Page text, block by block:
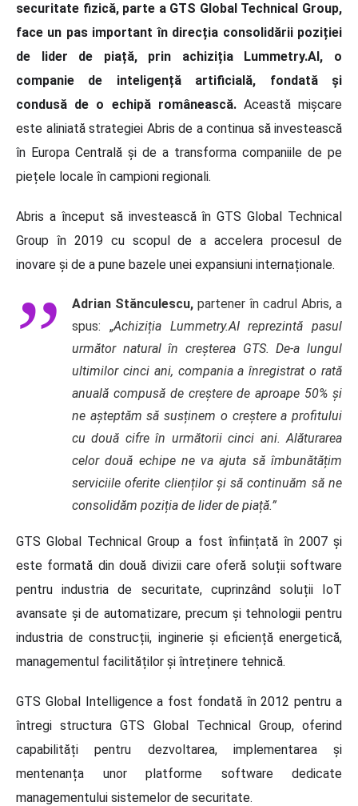
securitate fizică, parte a GTS Global Technical Group,
face un pas important în direcția consolidării poziției
de lider de piață, prin achiziția Lummetry.AI, o
companie de inteligență artificială, fondată și
condusă de o echipă românească.Această mișcare
este aliniată strategiei Abris de a continua să investească
în Europa Centrală și de a transforma companiile de pe
piețele locale în campioni regionali.
Abris a început să investească în GTS Global Technical
Group în 2019 cu scopul de a accelera procesul de
inovare și de a pune bazele unei expansiuni internaționale.
Adrian Stănculescu, partener în cadrul Abris, a
spus: „Achiziția Lummetry.AI reprezintă pasul
următor natural în creșterea GTS. De-a lungul
ultimilor cinci ani, compania a înregistrat o rată
anuală compusă de creștere de aproape 50% și
ne așteptăm să susținem o creștere a profitului
cu două cifre în următorii cinci ani. Alăturarea
celor două echipe ne va ajuta să îmbunătățim
serviciile oferite clienților și să continuăm să ne
consolidăm poziția de lider de piață.”
GTS Global Technical Group a fost înființată în 2007 și
este formată din două divizii care oferă soluții software
pentru industria de securitate, cuprinzând soluții IoT
avansate și de automatizare, precum și tehnologii pentru
industria de construcții, inginerie și eficiență energetică,
managementul facilităților și întreținere tehnică.
GTS Global Intelligence a fost fondată în 2012 pentru a
întregi structura GTS Global Technical Group, oferind
capabilități pentru dezvoltarea, implementarea și
mentenanța unor platforme software dedicate
managementului sistemelor de securitate.